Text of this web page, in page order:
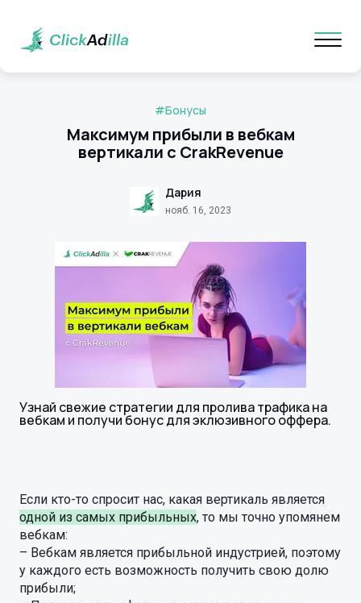
Максимум прибыли в вебкам
вертикали с CrakRevenue
#Бонусы
Дария
нояб. 16, 2023
Узнай свежие стратегии для пролива трафика на
вебкам и получи бонус для эклюзивного оффера.
Если кто-то спросит нас, какая вертикаль является
одной из самых прибыльных, то мы точно упомянем
вебкам:
– Вебкам является прибыльной индустрией, поэтому
у каждого есть возможность получить свою долю
прибыли;